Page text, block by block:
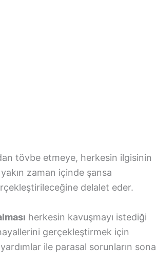
tövbe etmeye, herkesin ilgisinin
zaman içinde şansa
delalet eder.
herkesin kavuşmayı istediği
gerçekleştirmek için
ile parasal sorunların sona